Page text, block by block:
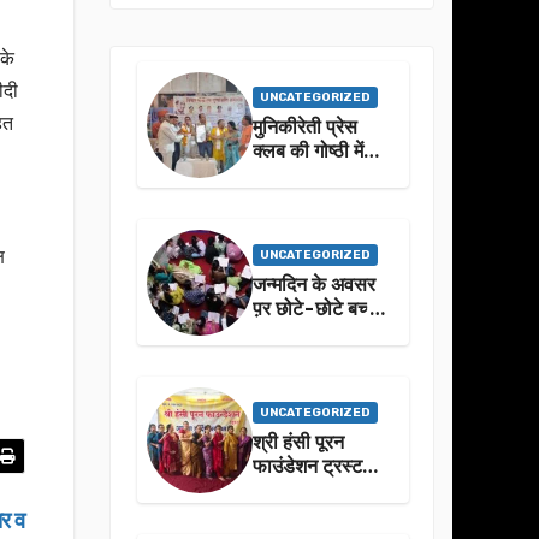
के
व
UNCATEGORIZED
मुनिकीरेती प्रेस
क्लब की गोष्ठी में
UNCATEGORIZED
जन्मदिन के अवसर
प़र छोटे-छोटे बच्चो
UNCATEGORIZED
श्री हंसी पूरन
फाउंडेशन ट्रस्ट